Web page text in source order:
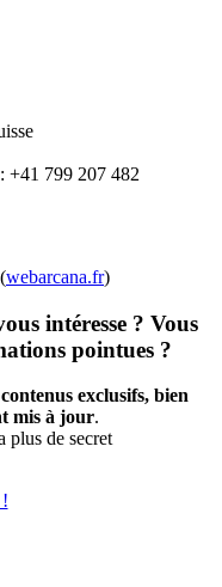
+41 799 207 482
webarcana.fr)
intéresse ? Vous
pointues ?
exclusifs, bien
mis à jour.
plus de secret